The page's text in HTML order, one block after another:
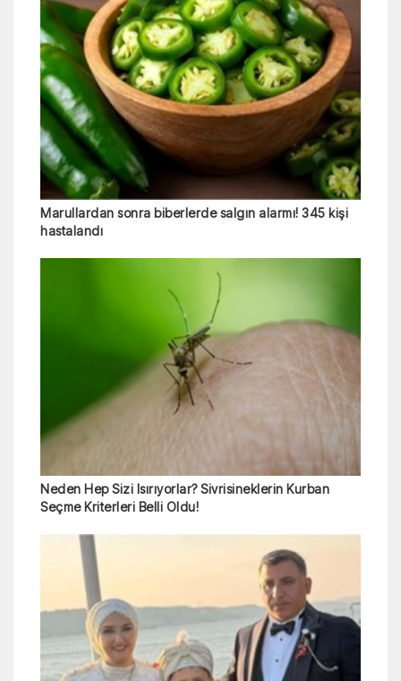
Marullardan sonra biberlerde salgın alarmı! 345 kişi
hastalandı
Neden Hep Sizi Isırıyorlar? Sivrisineklerin Kurban
Seçme Kriterleri Belli Oldu!